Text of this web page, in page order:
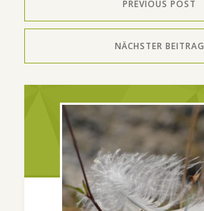
PREVIOUS POST
NÄCHSTER BEITRAG